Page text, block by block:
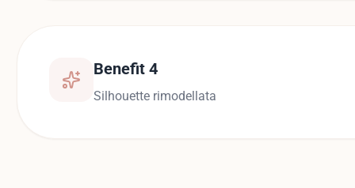
Benefit 4
Silhouette rimodellata